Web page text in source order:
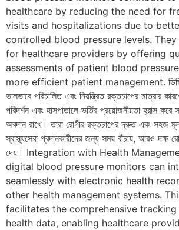
healthcare by reducing the need for
visits and hospitalizations due to
controlled blood pressure levels.
for healthcare providers by offering
assessments of patient blood
more efficient patient management.
ভালভাবে পরিচালিত এবং নিয়ন্ত্রিত রক্তচাপের মাত্রার
পরিদর্শন এবং হাসপাতালে ভর্তির প্রয়োজনীয়তা হ্রাস করে
অবদান রাখে। তারা রোগীর রক্তচাপের দ্রুত এবং সহজ
স্বাস্থ্যসেবা প্রদানকারীদের জন্য সময় বাঁচায়, আরও দক্ষ
দেয়। Integration with Health
digital blood pressure monitors can
seamlessly with electronic health
other health management systems.
facilitates the comprehensive tracking
health data, enabling healthcare